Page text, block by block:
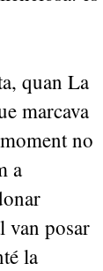
quan La
marcava
no
a
van posar
la